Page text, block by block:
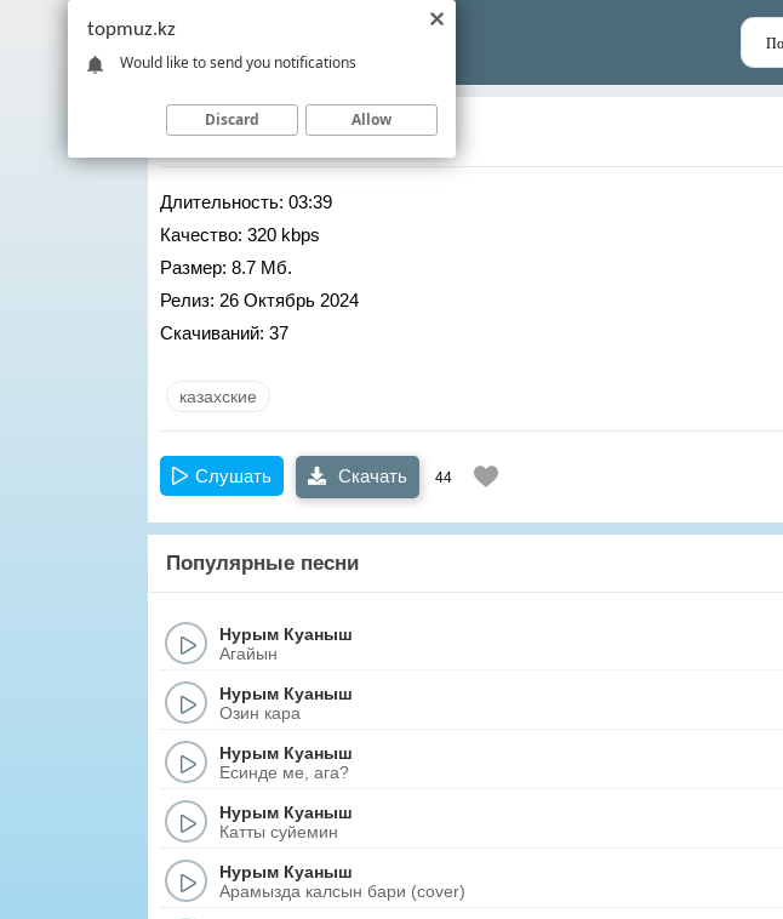
Нурым Куаныш– Батыр
Длительность: 03:39
Качество: 320 kbps
Размер: 8.7 Мб.
Релиз: 26 Октябрь 2024
Скачиваний: 37
казахские
Слушать Скачать 44
Популярные песни
Нурым Куаныш
Агайын
Нурым Куаныш
Озин кара
Нурым Куаныш
Есинде ме, ага?
Нурым Куаныш
Катты суйемин
Нурым Куаныш
Арамызда калсын бари (cover)
topmuz.kz
Would like to send you notifications
Discard Allow